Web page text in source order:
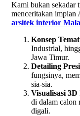
Kami bukan sekadar
menceritakan impian
arsitek interior
Konsep
Industrial,
Jawa Timur.
Detailing
fungsinya,
sia-sia.
Visualisasi
di dalam calon
digali.